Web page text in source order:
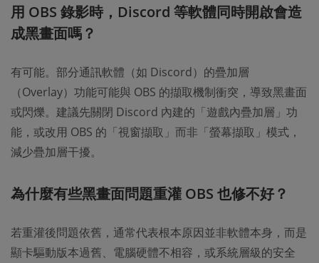
用 OBS 錄影時，Discord 等軟體同時開啟會造
成黑畫面嗎？
有可能。部分通訊軟體（如 Discord）的疊加層
（Overlay）功能可能與 OBS 的擷取機制衝突，導致黑畫面
或閃爍。建議先關閉 Discord 內建的「遊戲內疊加層」功
能，或改用 OBS 的「視窗擷取」而非「螢幕擷取」模式，
減少疊加層干擾。
為什麼有些黑畫面問題重灌 OBS 也修不好？
若重灌後問題依舊，通常代表根本原因並非軟體本身，而是
顯卡驅動版本過舊、電腦硬體不相容，或系統層級的安全